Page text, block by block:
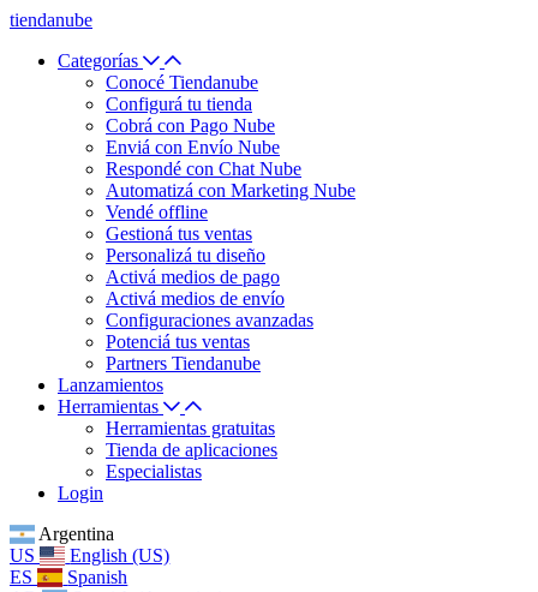
tiendanube
Categorías
Conocé Tiendanube
Configurá tu tienda
Cobrá con Pago Nube
Enviá con Envío Nube
Respondé con Chat Nube
Automatizá con Marketing Nube
Vendé offline
Gestioná tus ventas
Personalizá tu diseño
Activá medios de pago
Activá medios de envío
Configuraciones avanzadas
Potenciá tus ventas
Partners Tiendanube
Lanzamientos
Herramientas
Herramientas gratuitas
Tienda de aplicaciones
Especialistas
Login
Argentina
US
English (US)
ES
Spanish